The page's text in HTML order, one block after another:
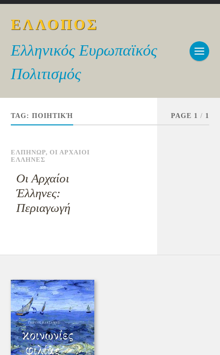
ΕΛΛΟΠΟΣ
Ελληνικός Ευρωπαϊκός
Πολιτισμός
TAG:ΠΟΙΗΤΙΚΉ PAGE 1 / 1
ΕΛΠΗΝΩΡ,ΟΙ ΑΡΧΑΙΟΙ
ΕΛΛΗΝΕΣ
Οι Αρχαίοι
Έλληνες:
Περιαγωγή